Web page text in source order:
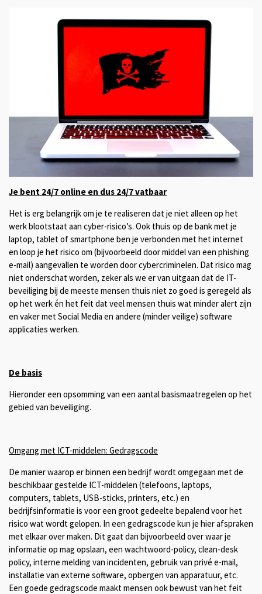
Je bent 24/7 online en dus 24/7 vatbaar
Het is erg belangrijk om je te realiseren dat je niet alleen op het
werk blootstaat aan cyber-risico’s. Ook thuis op de bank met je
laptop, tablet of smartphone ben je verbonden met het internet
en loop je het risico om (bijvoorbeeld door middel van een phishing
e-mail) aangevallen te worden door cybercriminelen. Dat risico mag
niet onderschat worden, zeker als we er van uitgaan dat de IT-
beveiliging bij de meeste mensen thuis niet zo goed is geregeld als
op het werk én het feit dat veel mensen thuis wat minder alert zijn
en vaker met Social Media en andere (minder veilige) software
applicaties werken.
De basis
Hieronder een opsomming van een aantal basismaatregelen op het
gebied van beveiliging.
Omgang met ICT-middelen: Gedragscode
De manier waarop er binnen een bedrijf wordt omgegaan met de
beschikbaar gestelde ICT-middelen (telefoons, laptops,
computers, tablets, USB-sticks, printers, etc.) en
bedrijfsinformatie is voor een groot gedeelte bepalend voor het
risico wat wordt gelopen. In een gedragscode kun je hier afspraken
met elkaar over maken. Dit gaat dan bijvoorbeeld over waar je
informatie op mag opslaan, een wachtwoord-policy, clean-desk
policy, interne melding van incidenten, gebruik van privé e-mail,
installatie van externe software, opbergen van apparatuur, etc.
Een goede gedragscode maakt mensen ook bewust van het feit